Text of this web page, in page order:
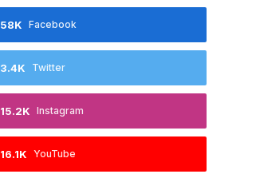
Facebook
58K
Twitter
3.4K
Instagram
15.2K
YouTube
16.1K